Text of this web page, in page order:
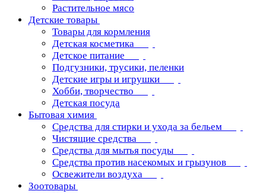
Растительное мясо
Детские товары
Товары для кормления
Детская косметика
Детское питание
Подгузники, трусики, пеленки
Детские игры и игрушки
Хобби, творчество
Детская посуда
Бытовая химия
Средства для стирки и ухода за бельем
Чистящие средства
Средства для мытья посуды
Средства против насекомых и грызунов
Освежители воздуха
Зоотовары